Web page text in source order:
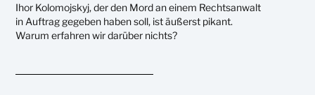
Ihor Kolomojskyj, der den Mord an einem Rechtsanwalt
in Auftrag gegeben haben soll, ist äußerst pikant.
Warum erfahren wir darüber nichts?